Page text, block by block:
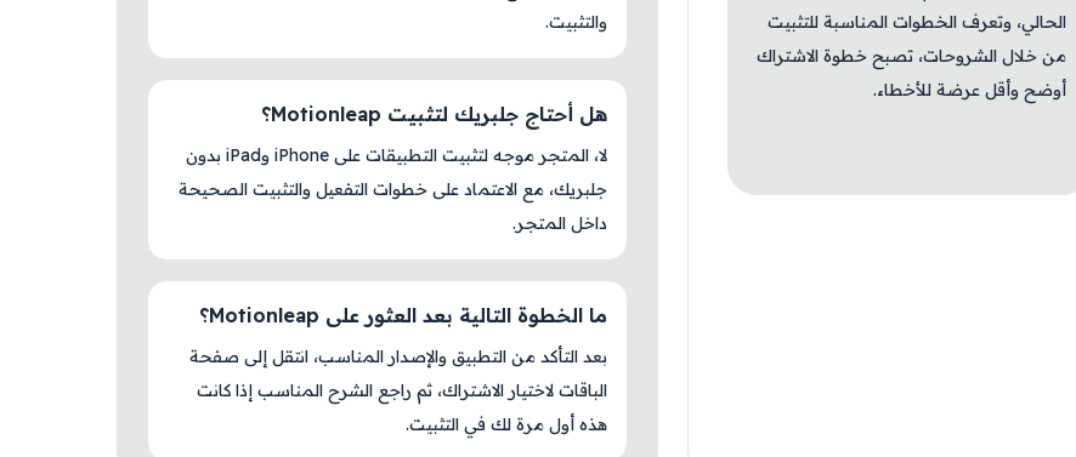
الحالي، وتعرف الخطوات المناسبة للتثبيت
من خلال الشروحات، تصبح خطوة الاشتراك
أوضح وأقل عرضة للأخطاء.
والتثبيت.
هل أحتاج جلبريك لتثبيت Motionleap؟
لا، المتجر موجه لتثبيت التطبيقات على iPhone وiPad بدون
جلبريك، مع الاعتماد على خطوات التفعيل والتثبيت الصحيحة
داخل المتجر.
ما الخطوة التالية بعد العثور على Motionleap؟
بعد التأكد من التطبيق والإصدار المناسب، انتقل إلى صفحة
الباقات لاختيار الاشتراك، ثم راجع الشرح المناسب إذا كانت
هذه أول مرة لك في التثبيت.